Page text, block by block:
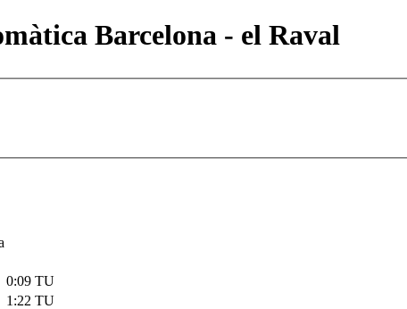
Barcelona - el Raval
0:09 TU
1:22 TU